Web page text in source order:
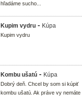
hľadáme sucho...
Kupim vydru - Kúpa
Kupim vydru
Kombu ušatú - Kúpa
Dobrý deň. Chcel by som si kúpiť
kombu ušatú. Ak práve vy nemáte